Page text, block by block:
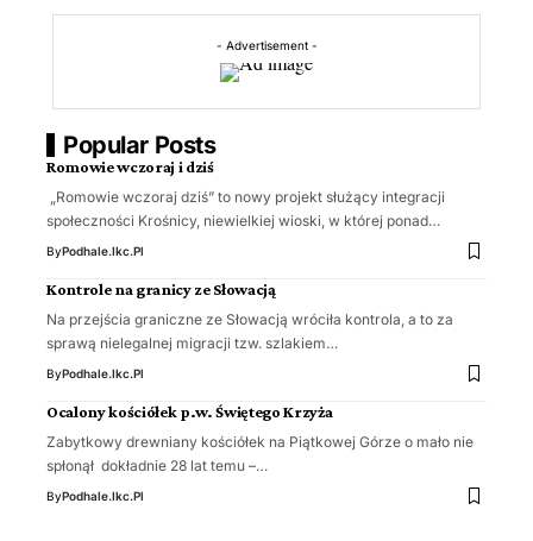
- Advertisement -
Popular Posts
Romowie wczoraj i dziś
„Romowie wczoraj dziś” to nowy projekt służący integracji
społeczności Krośnicy, niewielkiej wioski, w której ponad…
ByPodhale.ikc.pl
Kontrole na granicy ze Słowacją
Na przejścia graniczne ze Słowacją wróciła kontrola, a to za
sprawą nielegalnej migracji tzw. szlakiem…
ByPodhale.ikc.pl
Ocalony kościółek p.w. Świętego Krzyża
Zabytkowy drewniany kościółek na Piątkowej Górze o mało nie
spłonął dokładnie 28 lat temu –…
ByPodhale.ikc.pl